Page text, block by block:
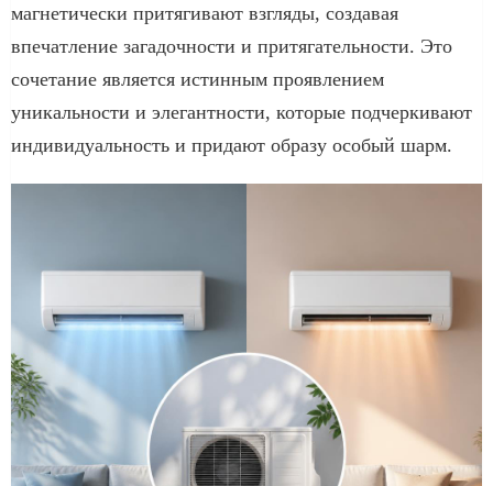
магнетически притягивают взгляды, создавая
впечатление загадочности и притягательности. Это
сочетание является истинным проявлением
уникальности и элегантности, которые подчеркивают
индивидуальность и придают образу особый шарм.